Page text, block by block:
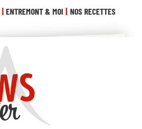
ENTREMONT & MOI NOS RECETTES